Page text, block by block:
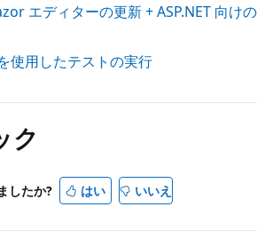
エディターの更新 + ASP.NET 向けの
使用したテストの実行
ク
したか? はい いいえ